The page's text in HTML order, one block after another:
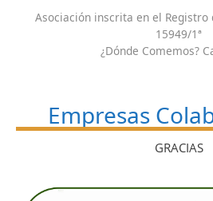
Asociación inscrita en el Registro
15949/1ª
¿Dónde Comemos?
Empresas
GRACIAS